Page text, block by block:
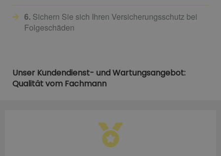
6.Sichern Sie sich Ihren Versicherungsschutz bei
Folgeschäden
Unser Kundendienst- und Wartungsangebot:
Qualität vom Fachmann